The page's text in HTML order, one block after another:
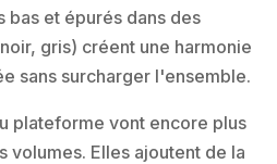
bas et épurés dans des
gris) créent une harmonie
sans surcharger l'ensemble.
plateforme vont encore plus
volumes. Elles ajoutent de la